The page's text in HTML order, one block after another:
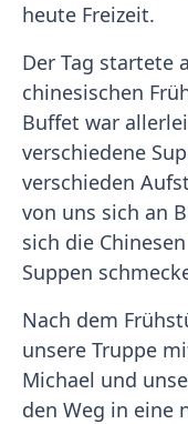
heute Freizeit.
Der Tag startete
chinesischen
Buffet war
verschiedene
verschieden
von uns sich an
sich die
Suppen
Nach dem
unsere Truppe
Michael und
den Weg in eine